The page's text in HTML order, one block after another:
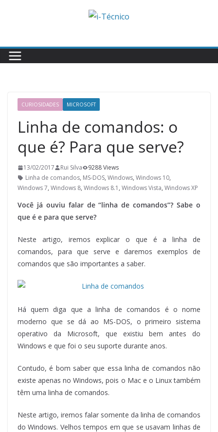
CURIOSIDADES MICROSOFT
Linha de comandos: o
que é? Para que serve?
13/02/2017 Rui Silva
9288 Views
Linha de comandos, MS-DOS, Windows, Windows 10,
Windows 7, Windows 8, Windows 8.1 , Windows Vista, Windows XP
Você já ouviu falar de “linha de comandos”? Sabe o
que é e para que serve?
Neste artigo, iremos explicar o que é a linha de
comandos, para que serve e daremos exemplos de
comandos que são importantes a saber.
Há quem diga que a linha de comandos é o nome
moderno que se dá ao MS-DOS, o primeiro sistema
operativo da Microsoft, que existiu bem antes do
Windows e que foi o seu suporte durante anos.
Contudo, é bom saber que essa linha de comandos não
existe apenas no Windows, pois o Mac e o Linux também
têm uma linha de comandos.
Neste artigo, iremos falar somente da linha de comandos
do Windows. Velhos tempos em que se usavam linhas de